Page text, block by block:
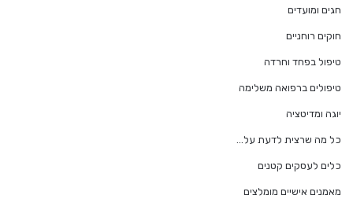
חגים ומועדים
חוקים רוחניים
טיפול בפחד וחרדה
טיפולים ברפואה משלימה
יוגה ומדיטציה
כל מה שרצית לדעת על…
כלים לעסקים קטנים
מאמנים אישיים מומלצים